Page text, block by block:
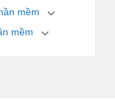
mềm
mềm